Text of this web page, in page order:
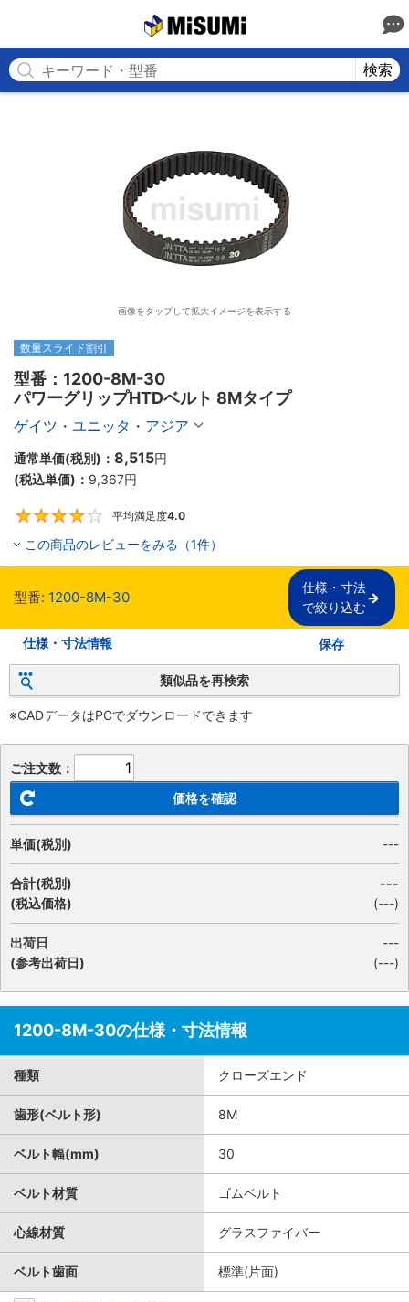
検索
画像をタップして拡大イメージを表示する
数量スライド割引
型番：1200-8M-30
パワーグリップHTDベルト 8Mタイプ
ゲイツ・ユニッタ・アジア
通常単価(税別)： 8,515円
(税込単価)： 9,367円
平均満足度4.0
この商品のレビューをみる（1件）
型番: 1200-8M-30
仕様・寸法
で絞り込む
仕様・寸法情報 保存
類似品を再検索
※CADデータはPCでダウンロードできます
ご注文数：
価格を確認
単価(税別) ---
合計(税別)
(税込価格)
---
(---)
出荷日
(参考出荷日)
---
(---)
1200-8M-30の仕様・寸法情報
種類 クローズエンド
歯形(ベルト形) 8M
ベルト幅(mm) 30
ベルト材質 ゴムベルト
心線材質 グラスファイバー
ベルト歯面 標準(片面)